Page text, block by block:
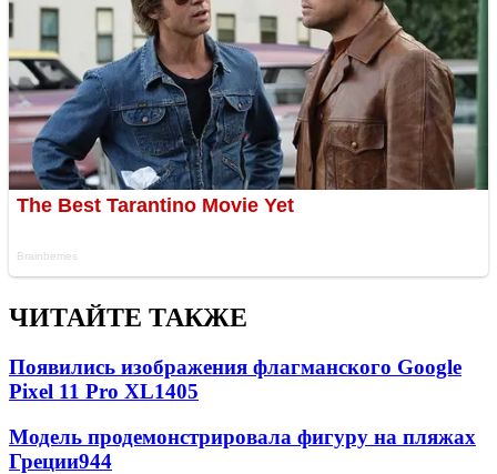
ЧИТАЙТЕ ТАКЖЕ
Появились изображения флагманского Google
Pixel 11 Pro XL1405
Модель продемонстрировала фигуру на пляжах
Греции944